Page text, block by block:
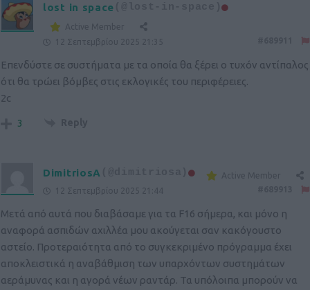
lost in space (@lost-in-space)
Active Member
12 Σεπτεμβρίου 2025 21:35
Επενδύστε σε συστήματα με τα οποία θα ξέρει ο τυχόν αντίπαλος
ότι θα τρώει βόμβες στις εκλογικές του περιφέρειες.
2c
3 Reply
DimitriosA (@dimitriosa)
Active Member
12 Σεπτεμβρίου 2025 21:44
Μετά από αυτά που διαβάσαμε για τα F16 σήμερα, και μόνο η
αναφορά ασπιδών αχιλλέα μου ακούγεται σαν κακόγουστο
αστείο. Προτεραιότητα από το συγκεκριμένο πρόγραμμα έχει
αποκλειστικά η αναβάθμιση των υπαρχόντων συστημάτων
αεράμυνας και η αγορά νέων ραντάρ. Τα υπόλοιπα μπορούν να